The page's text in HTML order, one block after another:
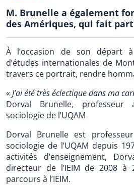
M. Brunelle a également
des Amériques, qui fait
À l’occasion de son départ
d’études internationales de
travers ce portrait, rendre
«J’ai été très éclectique dans ma
Dorval Brunelle, professeur
sociologie de l’UQAM
Dorval Brunelle est
sociologie de l’UQAM depuis
activités d’enseignement,
directeur de l’IEIM de 2008 à
parcours à l’IEIM.